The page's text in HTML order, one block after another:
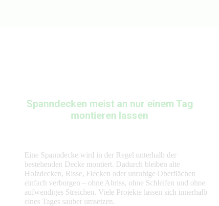
Spanndecken meist an nur einem Tag
montieren lassen
Eine Spanndecke wird in der Regel unterhalb der
bestehenden Decke montiert. Dadurch bleiben alte
Holzdecken, Risse, Flecken oder unruhige Oberflächen
einfach verborgen – ohne Abriss, ohne Schleifen und ohne
aufwendiges Streichen. Viele Projekte lassen sich innerhalb
eines Tages sauber umsetzen.